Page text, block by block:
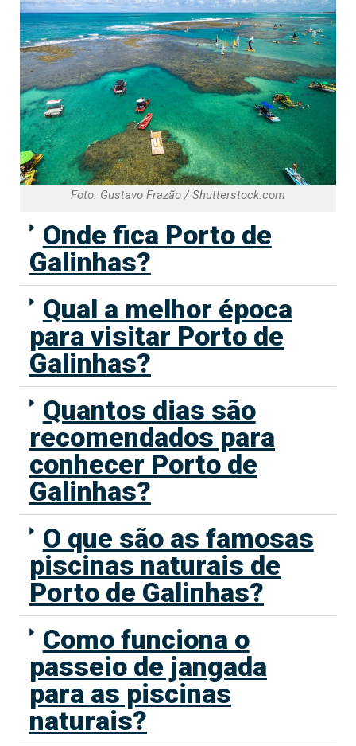
Foto: Gustavo Frazão / Shutterstock.com
Onde fica Porto de
Galinhas?
Qual a melhor época
para visitar Porto de
Galinhas?
Quantos dias são
recomendados para
conhecer Porto de
Galinhas?
O que são as famosas
piscinas naturais de
Porto de Galinhas?
Como funciona o
passeio de jangada
para as piscinas
naturais?